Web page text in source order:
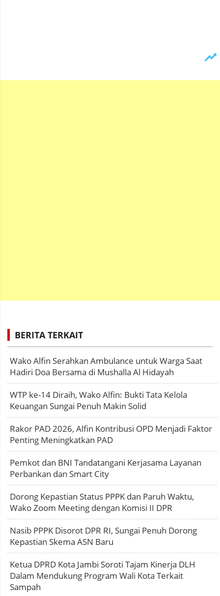
BERITA TERKAIT
Wako Alfin Serahkan Ambulance untuk Warga Saat
Hadiri Doa Bersama di Mushalla Al Hidayah
WTP ke-14 Diraih, Wako Alfin: Bukti Tata Kelola
Keuangan Sungai Penuh Makin Solid
Rakor PAD 2026, Alfin Kontribusi OPD Menjadi Faktor
Penting Meningkatkan PAD
Pemkot dan BNI Tandatangani Kerjasama Layanan
Perbankan dan Smart City
Dorong Kepastian Status PPPK dan Paruh Waktu,
Wako Zoom Meeting dengan Komisi II DPR
Nasib PPPK Disorot DPR RI, Sungai Penuh Dorong
Kepastian Skema ASN Baru
Ketua DPRD Kota Jambi Soroti Tajam Kinerja DLH
Dalam Mendukung Program Wali Kota Terkait
Sampah